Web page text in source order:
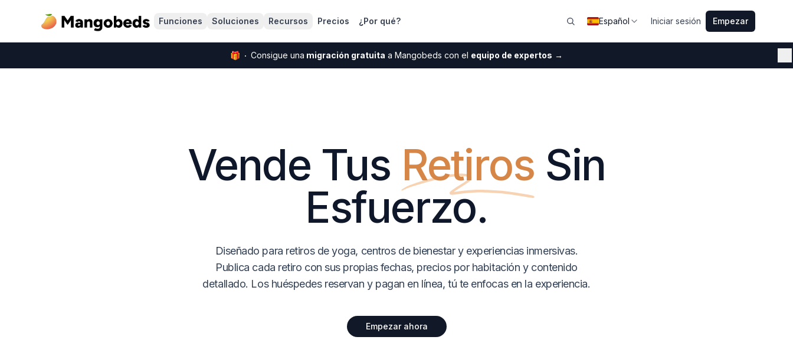
Funciones Soluciones Recursos Precios ¿Por qué? Español Iniciar sesión Empezar
🎁 Consigue una migración gratuita a Mangobeds con el equipo de expertos →
Vende Tus Retiros Sin
Esfuerzo.
Diseñado para retiros de yoga, centros de bienestar y experiencias inmersivas.
Publica cada retiro con sus propias fechas, precios por habitación y contenido
detallado. Los huéspedes reservan y pagan en línea, tú te enfocas en la experiencia.
Empezar ahora